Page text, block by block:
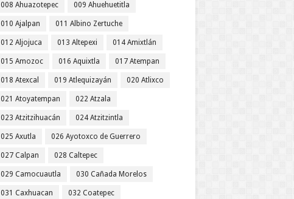
008 Ahuazotepec 009 Ahuehuetitla
010 Ajalpan 011 Albino Zertuche
012 Aljojuca 013 Altepexi 014 Amixtlán
015 Amozoc 016 Aquixtla 017 Atempan
018 Atexcal 019 Atlequizayán 020 Atlixco
021 Atoyatempan 022 Atzala
023 Atzitzihuacán 024 Atzitzintla
025 Axutla 026 Ayotoxco de Guerrero
027 Calpan 028 Caltepec
029 Camocuautla 030 Cañada Morelos
031 Caxhuacan 032 Coatepec